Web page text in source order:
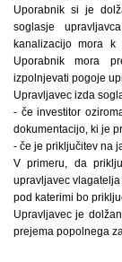
Uporabnik si je
soglasje
kanalizacijo mora k
Uporabnik mora
izpolnjevati pogoje
Upravljavec izda
- če investitor
dokumentacijo, ki je
- če je priključitev na
V primeru, da
upravljavec
pod katerimi bo
Upravljavec je
prejema popolnega